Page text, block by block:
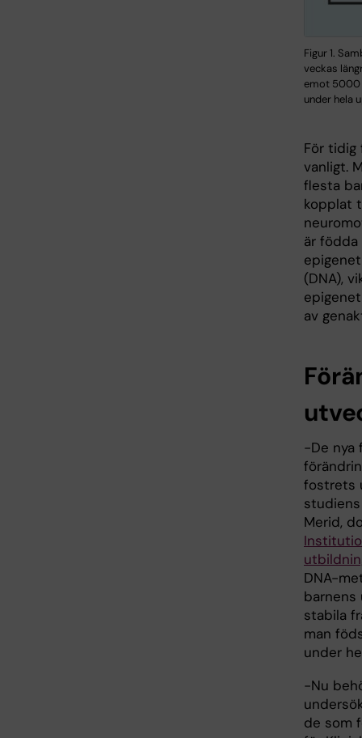
Figur 1.
veckas
emot 5000
under hela
För tidig
vanligt.
flesta
kopplat
är
(DNA),
av
-De nya
fostrets
Merid,
DNA-
barnens
stabila
man
under
-Nu
de som